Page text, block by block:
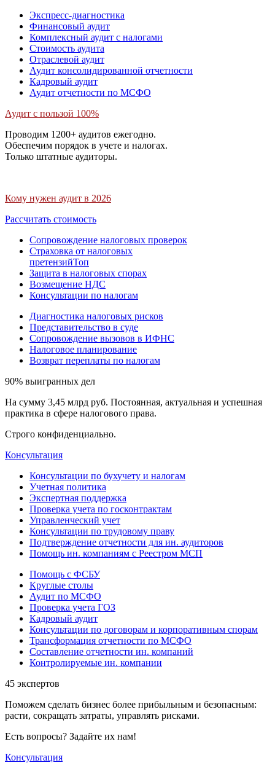
Экспресс-диагностика
Финансовый аудит
Комплексный аудит с налогами
Стоимость аудита
Отраслевой аудит
Аудит консолидированной отчетности
Кадровый аудит
Аудит отчетности по МСФО
Аудит с пользой 100%
Проводим 1200+ аудитов ежегодно.
Обеспечим порядок в учете и налогах.
Только штатные аудиторы.
Кому нужен аудит в 2026
Рассчитать стоимость
Сопровождение налоговых проверок
Страховка от налоговых
претензийТоп
Защита в налоговых спорах
Возмещение НДС
Консультации по налогам
Диагностика налоговых рисков
Представительство в суде
Сопровождение вызовов в ИФНС
Налоговое планирование
Возврат переплаты по налогам
90% выигранных дел
На сумму 3,45 млрд руб. Постоянная, актуальная и успешная
практика в сфере налогового права.
Строго конфиденциально.
Консультация
Консультации по бухучету и налогам
Учетная политика
Экспертная поддержка
Проверка учета по госконтрактам
Управленческий учет
Консультации по трудовому праву
Подтверждение отчетности для ин. аудиторов
Помощь ин. компаниям с Реестром МСП
Помощь с ФСБУ
Круглые столы
Аудит по МСФО
Проверка учета ГОЗ
Кадровый аудит
Консультации по договорам и корпоративным спорам
Трансформация отчетности по МСФО
Составление отчетности ин. компаний
Контролируемые ин. компании
45 экспертов
Поможем сделать бизнес более прибыльным и безопасным:
расти, cокращать затраты, управлять рисками.
Есть вопросы? Задайте их нам!
Консультация